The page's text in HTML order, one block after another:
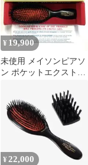
¥ 19,900
未使用 メイソンピアソ
ン ポケットエクストラ
¥ 22,000